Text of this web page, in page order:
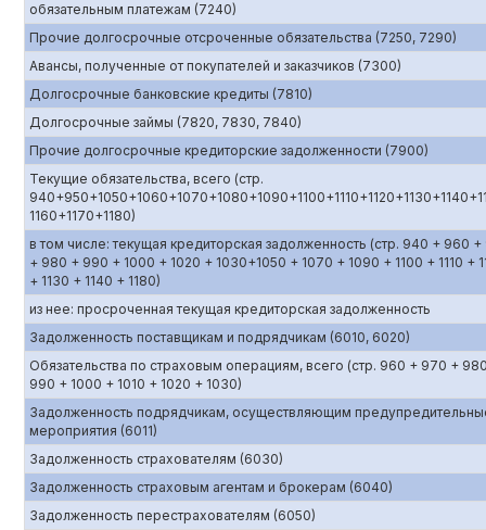
обязательным платежам (7240)
Прочие долгосрочные отсроченные обязательства (7250, 7290)
Авансы, полученные от покупателей и заказчиков (7300)
Долгосрочные банковские кредиты (7810)
Долгосрочные займы (7820, 7830, 7840)
Прочие долгосрочные кредиторские задолженности (7900)
Текущие обязательства, всего (стр.
1160+1170+1180)
в том числе: текущая кредиторская задолженность (стр. 940 + 960
+ 980 + 990 + 1000 + 1020 + 1030+1050 + 1070 + 1090 + 1100 + 1110 +
+ 1130 + 1140 + 1180)
из нее: просроченная текущая кредиторская задолженность
Задолженность поставщикам и подрядчикам (6010, 6020)
Обязательства по страховым операциям, всего (стр. 960 + 970 +
990 + 1000 + 1010 + 1020 + 1030)
Задолженность подрядчикам, осуществляющим
мероприятия (6011)
Задолженность страхователям (6030)
Задолженность страховым агентам и брокерам (6040)
Задолженность перестрахователям (6050)